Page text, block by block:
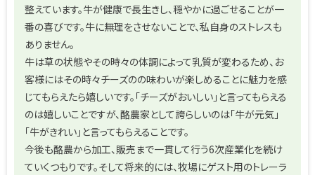
整えています。牛が健康で長生きし、穏やかに過ごせることが一
番の喜びです。牛に無理をさせないことで、私自身のストレスも
ありません。
牛は草の状態やその時々の体調によって乳質が変わるため、お
客様にはその時々チーズのの味わいが楽しめることに魅力を感
じてもらえたら嬉しいです。「チーズがおいしい」と言ってもらえる
のは嬉しいことですが、酪農家として誇らしいのは「牛が元気」
「牛がきれい」と言ってもらえることです。
今後も酪農から加工、販売まで一貫して行う6次産業化を続け
ていくつもりです。そして将来的には、牧場にゲスト用のトレーラ